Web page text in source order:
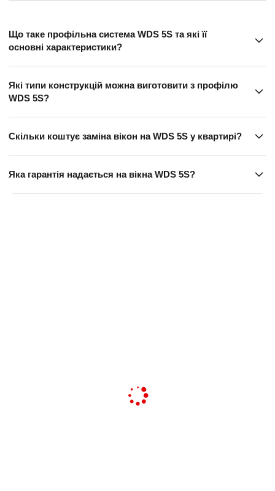
Що таке профільна система WDS 5S та які її
основні характеристики?
Які типи конструкцій можна виготовити з профілю
WDS 5S?
Скільки коштує заміна вікон на WDS 5S у квартирі?
Яка гарантія надається на вікна WDS 5S?